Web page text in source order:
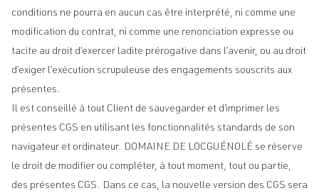
conditions ne pourra en aucun cas être interprété, ni comme une
modification du contrat, ni comme une renonciation expresse ou
tacite au droit d’exercer ladite prérogative dans l’avenir, ou au droit
d’exiger l’exécution scrupuleuse des engagements souscrits aux
présentes.
Il est conseillé à tout Client de sauvegarder et d’imprimer les
présentes CGS en utilisant les fonctionnalités standards de son
navigateur et ordinateur. DOMAINE DE LOCGUÉNOLÉ se réserve
le droit de modifier ou compléter, à tout moment, tout ou partie,
des présentes CGS. Dans ce cas, la nouvelle version des CGS sera